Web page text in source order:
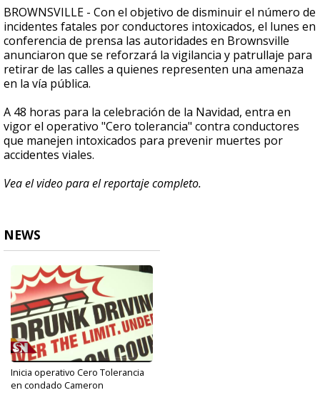
3
minutes,
52
seconds
BROWNSVILLE - Con el objetivo de disminuir el número de
incidentes fatales por conductores intoxicados, el lunes en
conferencia de prensa las autoridades en Brownsville
anunciaron que se reforzará la vigilancia y patrullaje para
retirar de las calles a quienes representen una amenaza
en la vía pública.
A 48 horas para la celebración de la Navidad, entra en
vigor el operativo "Cero tolerancia" contra conductores
que manejen intoxicados para prevenir muertes por
accidentes viales.
Vea el video para el reportaje completo.
NEWS
Inicia operativo Cero Tolerancia
en condado Cameron